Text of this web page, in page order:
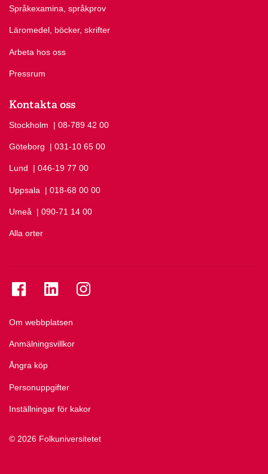
Språkexamina, språkprov
Läromedel, böcker, skrifter
Arbeta hos oss
Pressrum
Kontakta oss
Stockholm Ring Stockholm på
| 08-789 42 00
Göteborg Ring Göteborg på
| 031-10 65 00
Lund Ring Lund på
| 046-19 77 00
Uppsala Ring Uppsala på
| 018-68 00 00
Umeå Ring Umeå på
| 090-71 14 00
Alla orter
© 2026 Folkuniversitetet
Om webbplatsen
Anmälningsvillkor
Ångra köp
Personuppgifter
Inställningar för kakor
Se folkuniversitetet på Facebook
Se folkuniversitetet på LinkedIn